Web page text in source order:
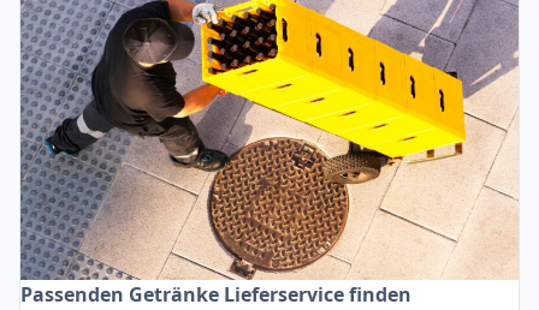
Passenden Getränke Lieferservice finden